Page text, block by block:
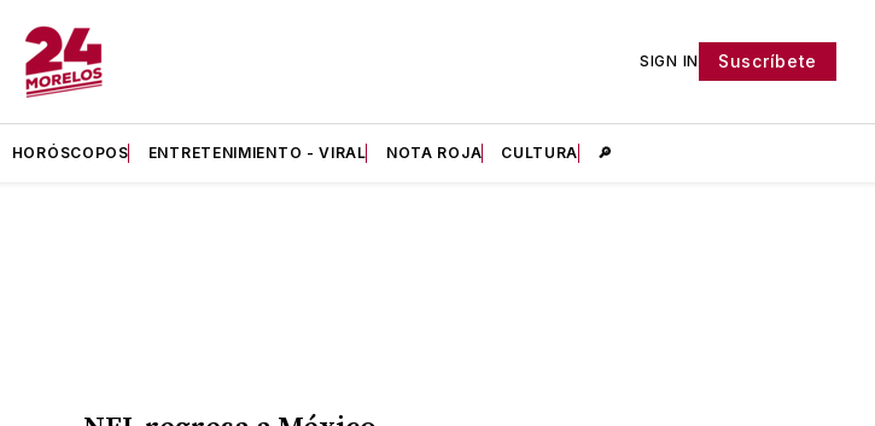
SIGN IN Suscríbete
HORÓSCOPOS ENTRETENIMIENTO - VIRAL NOTA ROJA CULTURA 🔎